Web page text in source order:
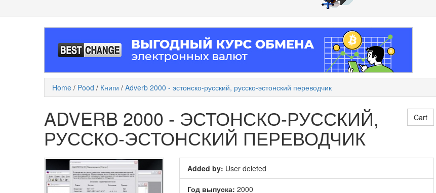
Home / Pood / Книги / Adverb 2000 - эстонско-русский, русско-эстонский переводчик
Cart
ADVERB 2000 - ЭСТОНСКО-РУССКИЙ,
РУССКО-ЭСТОНСКИЙ ПЕРЕВОДЧИК
Added by: User deleted
Год выпуска: 2000